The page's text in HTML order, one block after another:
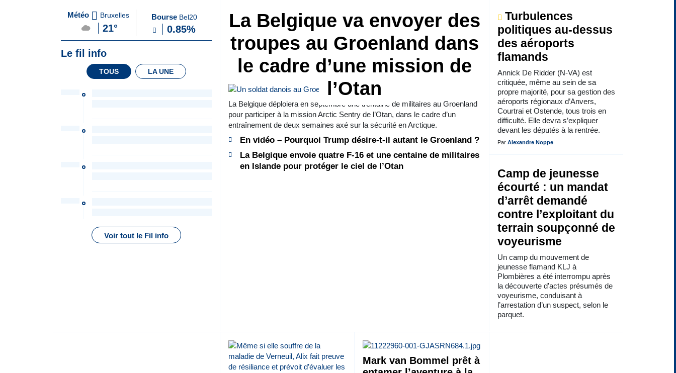
du Soir
Une
La Belgique va envoyer des
troupes au Groenland dans
le cadre d’une mission de
l’Otan
La Belgique déploiera en septembre une trentaine de militaires au Groenland
pour participer à la mission Arctic Sentry de l’Otan, dans le cadre d’un
entraînement de deux semaines axé sur la sécurité en Arctique.
En vidéo – Pourquoi Trump désire-t-il autant le Groenland ?
La Belgique envoie quatre F-16 et une centaine de militaires
en Islande pour protéger le ciel de l’Otan
Turbulences
politiques au-dessus
des aéroports
flamands
Annick De Ridder (N-VA) est
critiquée, même au sein de sa
propre majorité, pour sa gestion des
aéroports régionaux d’Anvers,
Courtrai et Ostende, tous trois en
difficulté. Elle devra s’expliquer
devant les députés à la rentrée.
Par Alexandre Noppe
Camp de jeunesse
écourté : un mandat
d’arrêt demandé
contre l’exploitant du
terrain soupçonné de
voyeurisme
Un camp du mouvement de
jeunesse flamand KLJ à
Plombières a été interrompu après
la découverte d’actes présumés de
voyeurisme, conduisant à
l’arrestation d’un suspect, selon le
parquet.
Mark van Bommel prêt à
Météo Bruxelles
21°
Bourse Bel20
0.85%
Le fil info
LA UNE
TOUS
Voir tout le Fil info